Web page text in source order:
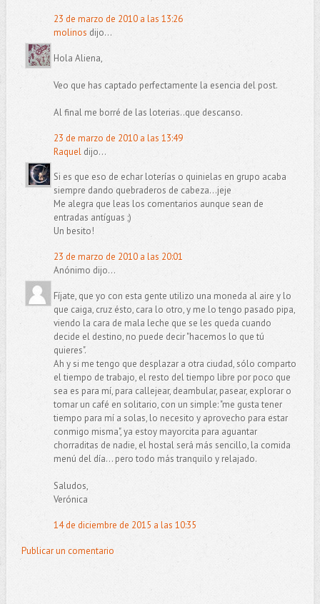
23 de marzo de 2010 a las 13:26
molinos dijo...
Hola Aliena,
Veo que has captado perfectamente la esencia del post.
Al final me borré de las loterias..que descanso.
23 de marzo de 2010 a las 13:49
Raqueldijo...
Si es que eso de echar loterías o quinielas en grupo acaba
siempre dando quebraderos de cabeza...jeje
Me alegra que leas los comentarios aunque sean de
entradas antíguas ;)
Un besito!
23 de marzo de 2010 a las 20:01
Anónimo dijo...
Fíjate, que yo con esta gente utilizo una moneda al aire y lo
que caiga, cruz ésto, cara lo otro, y me lo tengo pasado pipa,
viendo la cara de mala leche que se les queda cuando
decide el destino, no puede decir "hacemos lo que tú
quieres".
Ah y si me tengo que desplazar a otra ciudad, sólo comparto
el tiempo de trabajo, el resto del tiempo libre por poco que
sea es para mí, para callejear, deambular, pasear, explorar o
tomar un café en solitario, con un simple: "me gusta tener
tiempo para mí a solas, lo necesito y aprovecho para estar
conmigo misma", ya estoy mayorcita para aguantar
chorraditas de nadie, el hostal será más sencillo, la comida
menú del día... pero todo más tranquilo y relajado.
Saludos,
Verónica
14 de diciembre de 2015 a las 10:35
Publicar un comentario